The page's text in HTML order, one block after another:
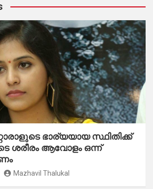
ഭാര്യയായ സ്ഥിതിക്ക്
ശരീരം ആവോളം ഒന്ന്
Mazhavil Thalukal